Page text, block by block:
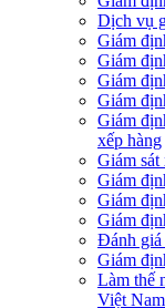
Dịch vụ
Giám
Giám
Giám
Giám
Giám
xếp hàng
Giám sát
Giám
Giám
Giám
Đánh giá
Giám
Làm thế
Việt